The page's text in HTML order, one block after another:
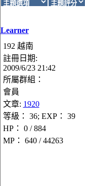
Learner
192 越南
註冊日期:
2009/6/23 21:42
所屬群組：
會員
文章: 1920
等級： 36; EXP： 39
HP： 0 / 884
MP： 640 / 44263